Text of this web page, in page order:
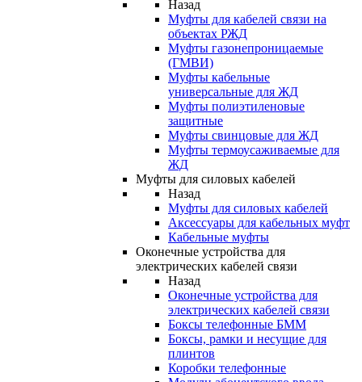
Назад
Муфты для кабелей связи на
объектах РЖД
Муфты газонепроницаемые
(ГМВИ)
Муфты кабельные
универсальные для ЖД
Муфты полиэтиленовые
защитные
Муфты свинцовые для ЖД
Муфты термоусаживаемые для
ЖД
Муфты для силовых кабелей
Назад
Муфты для силовых кабелей
Аксессуары для кабельных муфт
Кабельные муфты
Оконечные устройства для
электрических кабелей связи
Назад
Оконечные устройства для
электрических кабелей связи
Боксы телефонные БММ
Боксы, рамки и несущие для
плинтов
Коробки телефонные